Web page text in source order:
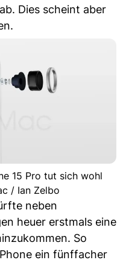
Dies scheint aber
15 Pro tut sich wohl
/ Ian Zelbo
neben
heuer erstmals eine
So
ein fünffacher